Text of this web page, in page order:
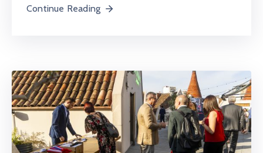
Continue Reading